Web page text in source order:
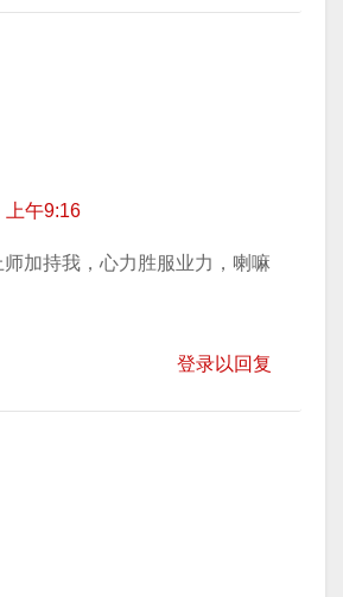
上午9:16
加持我，心力胜服业力，喇嘛
登录以回复